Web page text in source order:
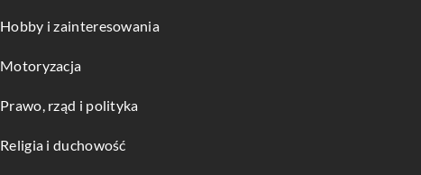
Hobby i zainteresowania
Motoryzacja
Prawo, rząd i polityka
Religia i duchowość